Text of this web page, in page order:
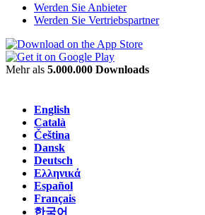
Werden Sie Anbieter
Werden Sie Vertriebspartner
Mehr als 5.000.000 Downloads
English
Català
Čeština
Dansk
Deutsch
Ελληνικά
Español
Français
한국어